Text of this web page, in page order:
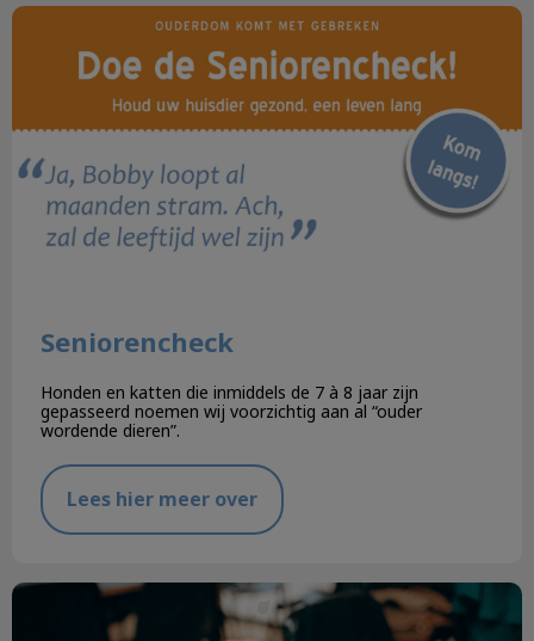
Seniorencheck
Seniorencheck
Honden en katten die inmiddels de 7 à 8 jaar zijn
gepasseerd noemen wij voorzichtig aan al “ouder
wordende dieren”.
Lees hier meer over
Het gebit van de hond